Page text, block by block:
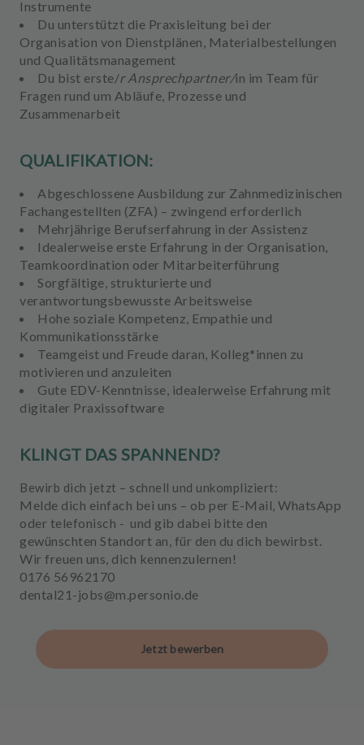
Instrumente
Du unterstützt die Praxisleitung bei der
Organisation von Dienstplänen, Materialbestellungen
und Qualitätsmanagement
Du bist erste/r Ansprechpartner/in im Team für
Fragen rund um Abläufe, Prozesse und
Zusammenarbeit
QUALIFIKATION:
Abgeschlossene Ausbildung zur Zahnmedizinischen
Fachangestellten (ZFA) – zwingend erforderlich
Mehrjährige Berufserfahrung in der Assistenz
Idealerweise erste Erfahrung in der Organisation,
Teamkoordination oder Mitarbeiterführung
Sorgfältige, strukturierte und
verantwortungsbewusste Arbeitsweise
Hohe soziale Kompetenz, Empathie und
Kommunikationsstärke
Teamgeist und Freude daran, Kolleg*innen zu
motivieren und anzuleiten
Gute EDV-Kenntnisse, idealerweise Erfahrung mit
digitaler Praxissoftware
KLINGT DAS SPANNEND?
Bewirb dich jetzt – schnell und unkompliziert:
Melde dich einfach bei uns – ob per E-Mail, WhatsApp
oder telefonisch - und gib dabei bitte den
gewünschten Standort an, für den du dich bewirbst.
Wir freuen uns, dich kennenzulernen!
0176 56962170
dental21-jobs@m.personio.de
Jetzt bewerben